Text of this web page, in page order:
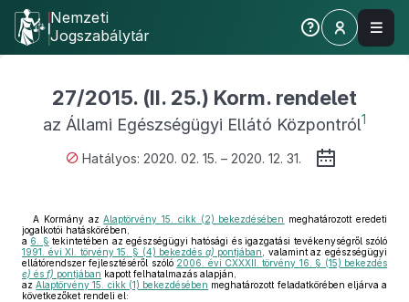
Nemzeti
Jogszabálytár
27/2015. (II. 25.) Korm. rendelet
az Állami Egészségügyi Ellátó Központról1
Hatályos: 2020. 02. 15. – 2020. 12. 31.
A Kormány azAlaptörvény 15. cikk (2) bekezdésében meghatározott eredeti
jogalkotói hatáskörében,
a 6. § tekintetében az egészségügyi hatósági és igazgatási tevékenységről szóló
1991. évi XI. törvény 15. § (4) bekezdés a) pontjában
, valamint az egészségügyi
ellátórendszer fejlesztéséről szóló 2006. évi CXXXII. törvény 16. § (15) bekezdés
e) és f) pontjában kapott felhatalmazás alapján,
azAlaptörvény 15. cikk (1) bekezdésében meghatározott feladatkörében eljárva a
következőket rendeli el: